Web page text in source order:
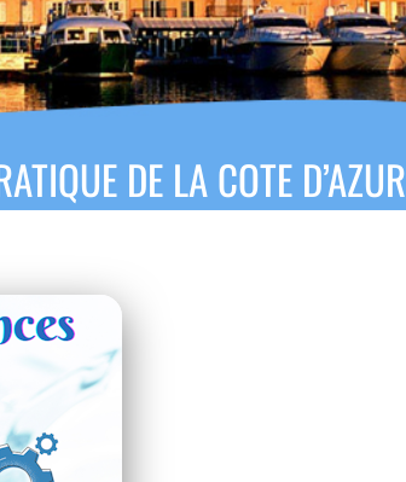
DE LA COTE D’AZUR